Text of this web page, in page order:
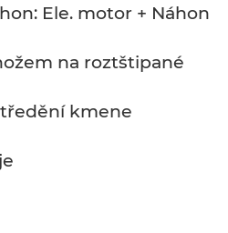
Ele. motor + Náhon
na roztštipané
kmene